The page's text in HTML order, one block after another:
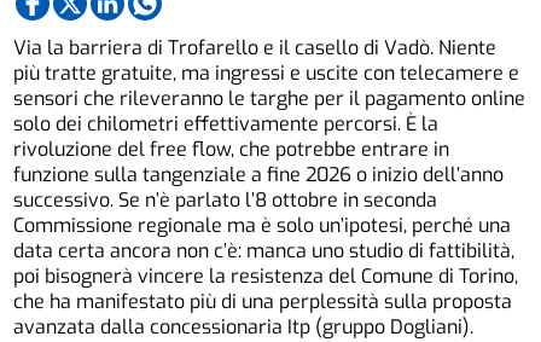
Via la barriera di Trofarello e il casello di Vadò. Niente
più tratte gratuite, ma ingressi e uscite con telecamere e
sensori che rileveranno le targhe per il pagamento online
solo dei chilometri effettivamente percorsi. È la
rivoluzione del free flow, che potrebbe entrare in
funzione sulla tangenziale a fine 2026 o inizio dell’anno
successivo. Se n’è parlato l’8 ottobre in seconda
Commissione regionale ma è solo un’ipotesi, perché una
data certa ancora non c’è: manca uno studio di fattibilità,
poi bisognerà vincere la resistenza del Comune di Torino,
che ha manifestato più di una perplessità sulla proposta
avanzata dalla concessionaria Itp (gruppo Dogliani).